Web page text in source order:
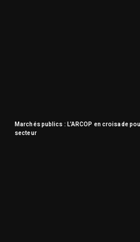
Marchés publics : L’ARCOP en croisade
secteur